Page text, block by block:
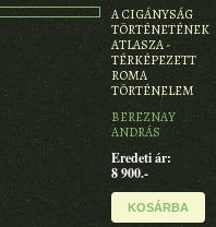
A CIGÁNYSÁG
TÖRTÉNETÉNEK
ATLASZA -
TÉRKÉPEZETT
ROMA
TÖRTÉNELEM
BEREZNAY
ANDRÁS
Eredeti ár:
8 900.-
KOSÁRBA